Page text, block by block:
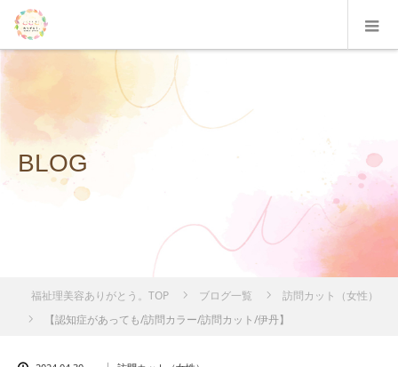
BLOG
福祉理美容ありがとう。TOP ブログ一覧
訪問カット（女性）
【認知症があっても/訪問カラー/訪問カット/伊丹】